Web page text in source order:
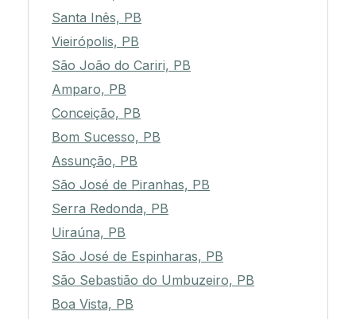
Santa Inês, PB
Vieirópolis, PB
São João do Cariri, PB
Amparo, PB
Conceição, PB
Bom Sucesso, PB
Assunção, PB
São José de Piranhas, PB
Serra Redonda, PB
Uiraúna, PB
São José de Espinharas, PB
São Sebastião do Umbuzeiro, PB
Boa Vista, PB